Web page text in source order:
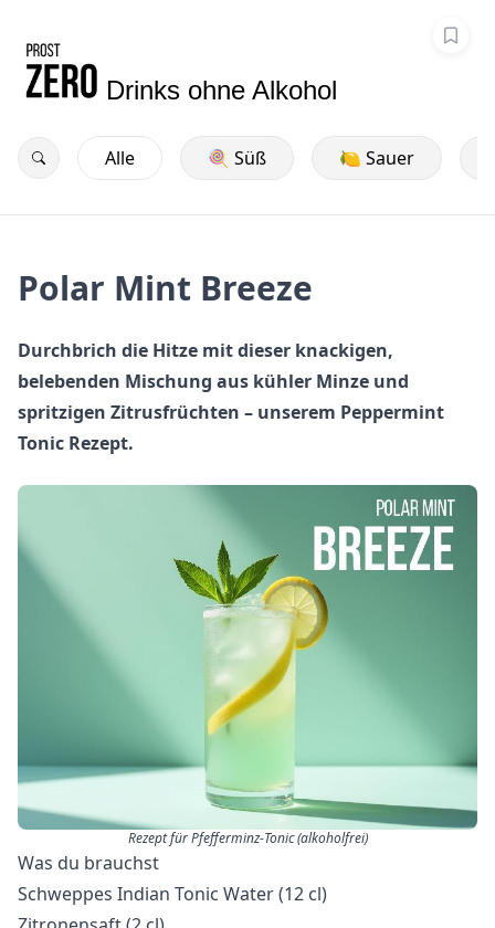
Drinks ohne Alkohol
Alle 🍭 Süß 🍋 Sauer
Polar Mint Breeze
Durchbrich die Hitze mit dieser knackigen,
belebenden Mischung aus kühler Minze und
spritzigen Zitrusfrüchten – unserem Peppermint
Tonic Rezept.
Rezept für Pfefferminz-Tonic (alkoholfrei)
Was du brauchst
Schweppes Indian Tonic Water (12 cl)